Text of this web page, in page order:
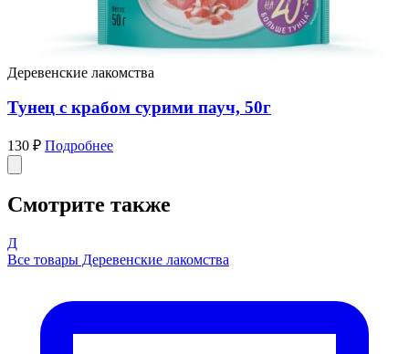
Деревенские лакомства
Тунец с крабом сурими пауч, 50г
130 ₽ Подробнее
Смотрите также
Д
Все товары Деревенские лакомства